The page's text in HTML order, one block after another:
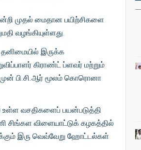
முதல் மைதான பயிற்சிகளை
வழங்கியுள்ளது.
தனிமையில் இருக்க
கிராண்ட் ப்ளவர் மற்றும்
பி.சி.ஆர் மூலம் கொரொனா
வசதிகளைப் பயன்படுத்தி
சிங்கள விளையாட்டுக் கழகத்தில்
இரு வெவ்வேறு ஹோட்டல்கள்